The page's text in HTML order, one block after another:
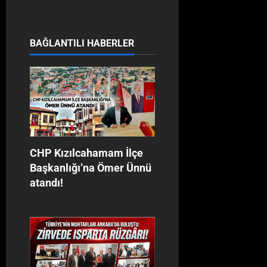
BAĞLANTILI HABERLER
CHP Kızılcahamam İlçe
Başkanlığı’na Ömer Ünnü
atandı!